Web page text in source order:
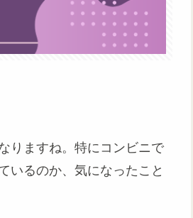
りますね。特にコンビニで
いるのか、気になったこと